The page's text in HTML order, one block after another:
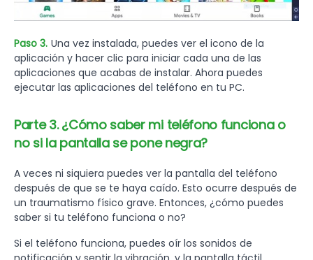
Paso 3. Una vez instalada, puedes ver el icono de la
aplicación y hacer clic para iniciar cada una de las
aplicaciones que acabas de instalar. Ahora puedes
ejecutar las aplicaciones del teléfono en tu PC.
Parte 3. ¿Cómo saber mi teléfono funciona o
no si la pantalla se pone negra?
A veces ni siquiera puedes ver la pantalla del teléfono
después de que se te haya caído. Esto ocurre después de
un traumatismo físico grave. Entonces, ¿cómo puedes
saber si tu teléfono funciona o no?
Si el teléfono funciona, puedes oír los sonidos de